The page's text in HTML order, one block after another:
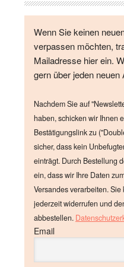
Wenn Sie keinen
verpassen möchten,
Mailadresse hier ein.
gern über jeden neuen
Nachdem Sie auf
haben, schicken wir Ihnen
Bestätigungslink zu
sicher, dass kein
einträgt. Durch Bestellung
ein, dass wir Ihre Daten
Versandes verarbeiten.
jederzeit widerrufen und
abbestellen.
Email